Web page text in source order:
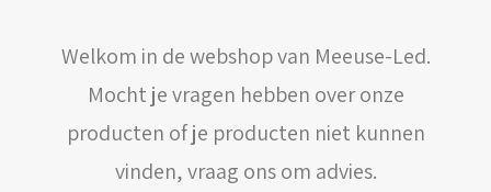
LOGIN / REGISTER
WINKELWAGEN
Welkom in de webshop van Meeuse-Led.
Mocht je vragen hebben over onze
producten of je producten niet kunnen
vinden, vraag ons om advies.